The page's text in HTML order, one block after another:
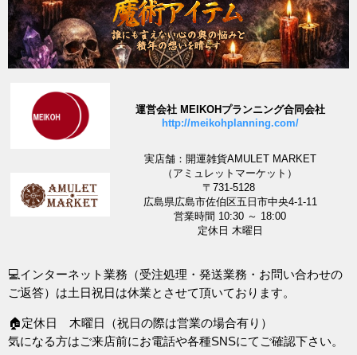
運営会社 MEIKOHプランニング合同会社
http://meikohplanning.com/
実店舗：開運雑貨AMULET MARKET
（アミュレットマーケット）
〒731-5128
広島県広島市佐伯区五日市中央4-1-11
営業時間 10:30 ～ 18:00
定休日 木曜日
💻インターネット業務（受注処理・発送業務・お問い合わせの
ご返答）は土日祝日は休業とさせて頂いております。
🏠定休日 木曜日（祝日の際は営業の場合有り）
気になる方はご来店前にお電話や各種SNSにてご確認下さい。